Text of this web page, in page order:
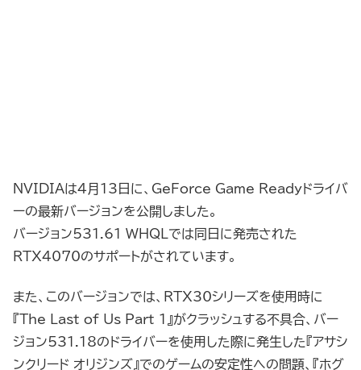
NVIDIAは4月13日に、GeForce Game Readyドライバ
ーの最新バージョンを公開しました。
バージョン531.61 WHQLでは同日に発売された
RTX4070のサポートがされています。
また、このバージョンでは、RTX30シリーズを使用時に
『The Last of Us Part 1』がクラッシュする不具合、バー
ジョン531.18のドライバーを使用した際に発生した『アサシ
ンクリード オリジンズ』でのゲームの安定性への問題、『ホグ